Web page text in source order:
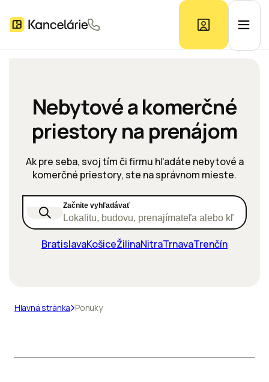
Prieskum trhu
Kontakt
Inzerát
Nebytové a komerčné
priestory na prenájom
Ak pre seba, svoj tím či firmu hľadáte nebytové a
komerčné priestory, ste na správnom mieste.
Začnite vyhľadávať
Lokalitu, budovu, prenajímateľa alebo kľúčové
BratislavaKošiceŽilinaNitraTrnavaTrenčín
Hlavná stránka Ponuky